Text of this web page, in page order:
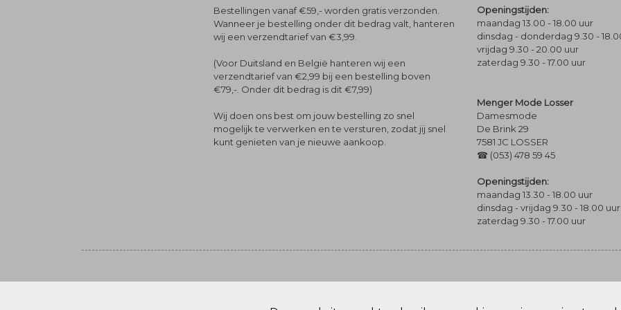
Bestellingen vanaf €59,- worden gratis verzonden.
Wanneer je bestelling onder dit bedrag valt, hanteren
wij een verzendtarief van €3,99.
(Voor Duitsland en België hanteren wij een
verzendtarief van €2,99 bij een bestelling boven
€79,-. Onder dit bedrag is dit €7,99)
Wij doen ons best om jouw bestelling zo snel
mogelijk te verwerken en te versturen, zodat jij snel
kunt genieten van je nieuwe aankoop.
Openingstijden:
maandag 13.00 - 18.00 uur
dinsdag - donderdag 9.30 -
vrijdag 9.30 - 20.00 uur
zaterdag 9.30 - 17.00 uur
Menger Mode Losser
Damesmode
De Brink 29
7581 JC LOSSER
☎ (053) 478 59 45
Openingstijden:
maandag 13.30 - 18.00 uur
dinsdag - vrijdag 9.30 - 18.00 uur
zaterdag 9.30 - 17.00 uur